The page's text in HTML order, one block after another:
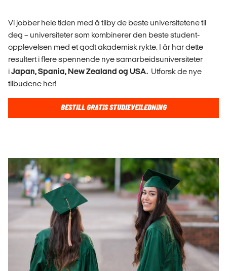
Vi jobber hele tiden med å tilby de beste universitetene til
deg – universiteter som kombinerer den beste student-
opplevelsen med et godt akademisk rykte. I år har dette
resultert i flere spennende nye samarbeidsuniversiteter
iJapan, Spania, New Zealand og USA. Utforsk de nye
tilbudene her!
BESTILL GRATIS STUDIEVEILEDNING